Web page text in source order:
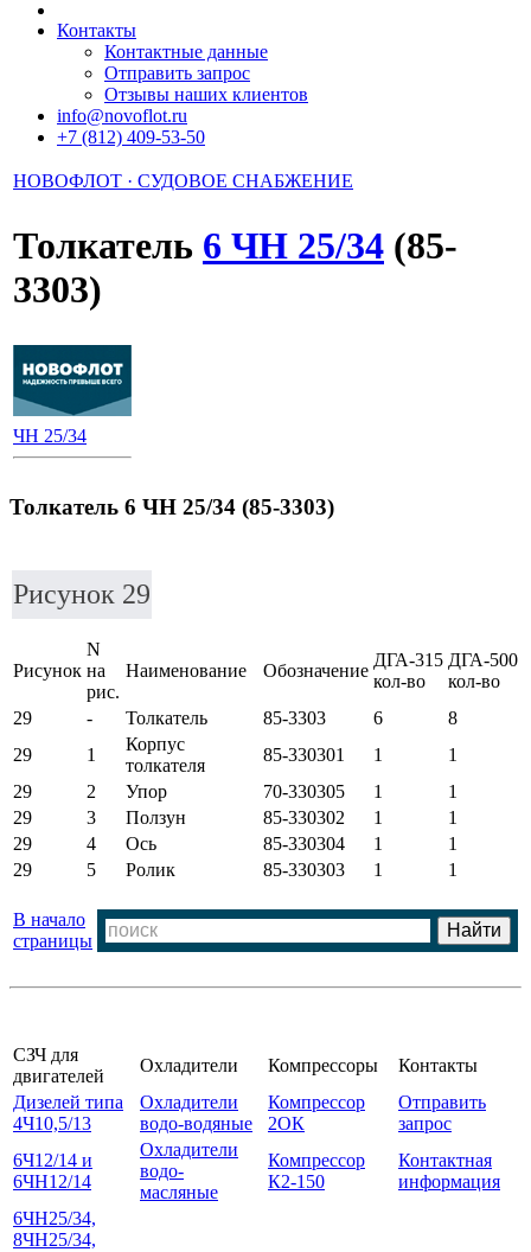
Контакты
Контактные данные
Отправить запрос
Отзывы наших клиентов
infо@nоvoflоt.ru
+7 (812) 409-53-50
НОВОФЛОТ · СУДОВОЕ СНАБЖЕНИЕ
Толкатель 6 ЧН 25/34 (85-
3303)
ЧН 25/34
Толкатель 6 ЧН 25/34 (85-3303)
Рисунок 29
Рисунок
N
на
рис.
Наименование Обозначение
ДГА-315
кол-во
ДГА-500
кол-во
29
- Толкатель 85-3303 6
8
29
1
Корпус
толкателя
85-330301 1
1
29
2 Упор 70-330305 1
1
29
3 Ползун 85-330302 1
1
29
4 Ось 85-330304 1
1
29
5 Ролик 85-330303 1 1
В начало
страницы
СЗЧ для
двигателей
Охладители Компрессоры
Контакты
Дизелей типа
4Ч10,5/13
Охладители
водо-водяные
Компрессор
2ОК
Отправить
запрос
6Ч12/14 и
6ЧН12/14
Охладители
водо-
масляные
Компрессор
К2-150
Контактная
информация
6ЧН25/34,
8ЧН25/34,